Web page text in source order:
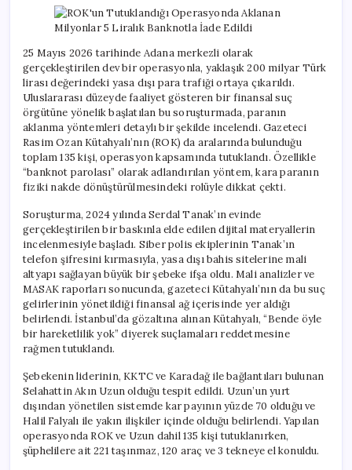
5
Edildi
için
25 Mayıs 2026 tarihinde Adana merkezli olarak
gerçekleştirilen dev bir operasyonla, yaklaşık 200 milyar Türk
lirası değerindeki yasa dışı para trafiği ortaya çıkarıldı.
Uluslararası düzeyde faaliyet gösteren bir finansal suç
örgütüne yönelik başlatılan bu soruşturmada, paranın
aklanma yöntemleri detaylı bir şekilde incelendi. Gazeteci
Rasim Ozan Kütahyalı’nın (ROK) da aralarında bulunduğu
toplam 135 kişi, operasyon kapsamında tutuklandı. Özellikle
“banknot parolası” olarak adlandırılan yöntem, kara paranın
fiziki nakde dönüştürülmesindeki rolüyle dikkat çekti.
Soruşturma, 2024 yılında Serdal Tanak’ın evinde
gerçekleştirilen bir baskınla elde edilen dijital materyallerin
incelenmesiyle başladı. Siber polis ekiplerinin Tanak’ın
telefon şifresini kırmasıyla, yasa dışı bahis sitelerine mali
altyapı sağlayan büyük bir şebeke ifşa oldu. Mali analizler ve
MASAK raporları sonucunda, gazeteci Kütahyalı’nın da bu suç
gelirlerinin yönetildiği finansal ağ içerisinde yer aldığı
belirlendi. İstanbul’da gözaltına alınan Kütahyalı, “Bende öyle
bir hareketlilik yok” diyerek suçlamaları reddetmesine
rağmen tutuklandı.
Şebekenin liderinin, KKTC ve Karadağ ile bağlantıları bulunan
Selahattin Akın Uzun olduğu tespit edildi. Uzun’un yurt
dışından yönetilen sistemde kar payının yüzde 70 olduğu ve
Halil Falyalı ile yakın ilişkiler içinde olduğu belirlendi. Yapılan
operasyonda ROK ve Uzun dahil 135 kişi tutuklanırken,
şüphelilere ait 221 taşınmaz, 120 araç ve 3 tekneye el konuldu.